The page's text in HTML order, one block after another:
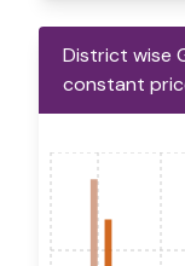
District wise
constant